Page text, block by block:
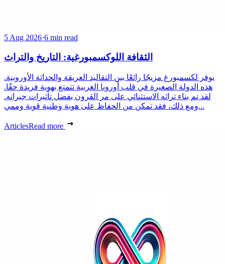
5 Aug 2026·6 min read
الثقافة اللوكسمبورغية: التاريخ والتراث
يوفر لكسمبورغ مزيجًا رائعًا بين التقاليد العريقة والحداثة الأوروبية.
هذه الدولة الصغيرة في قلب أوروبا الغربية تتمتع بهوية فريدة حقًا.
لقد تم بناء تراثه الاستثنائي على مر القرون بفضل تأثيرات جيرانه.
ومع ذلك، فقد تمكن من الحفاظ على هوية وطنية قوية وممي...
ArticlesRead more